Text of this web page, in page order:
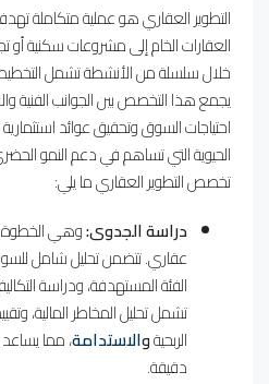
التطوير العقاري هو عملية متكاملة
العقارات الخام إلى مشروعات سكنية
خلال سلسلة من الأنشطة تشمل التخطيط،
يجمع هذا التخصص بين الجوانب الفنية
احتياجات السوق وتحقيق عوائد
الحيوية التي تساهم في دعم النمو
تخصص التطوير العقاري ما يلي:
دراسة الجدوى:وهي الخطوة
عقاري. تتضمن تحليل شامل
الفئة المستهدفة، ودراسة
تشمل تحليل المخاطر المالية،
الربحيةوالاستدامة، مما يساعد
دقيقة.